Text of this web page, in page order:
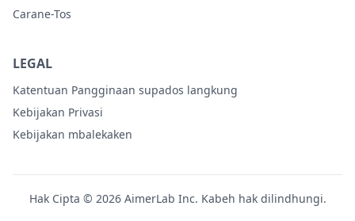
Carane-Tos
LEGAL
Katentuan Pangginaan supados langkung
Kebijakan Privasi
Kebijakan mbalekaken
Hak Cipta © 2026 AimerLab Inc. Kabeh hak dilindhungi.